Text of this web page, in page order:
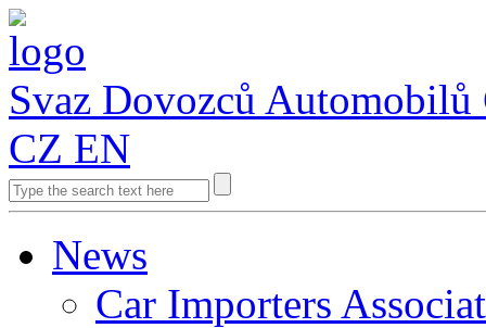
Svaz Dovozců Automobilů
CZ EN
News
Car Importers